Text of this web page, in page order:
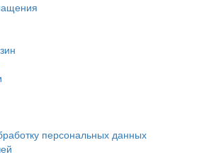
персональных данных